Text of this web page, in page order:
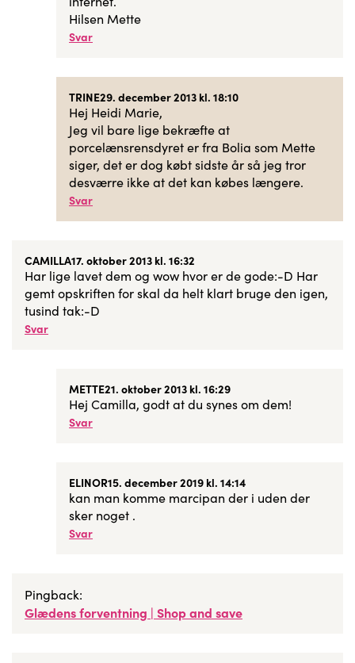
Hilsen Mette
Svar
TRINE29. december 2013 kl. 18:10
Hej Heidi Marie,
Jeg vil bare lige bekræfte at
porcelænsrensdyret er fra Bolia som Mette
siger, det er dog købt sidste år så jeg tror
desværre ikke at det kan købes længere.
Svar
CAMILLA17. oktober 2013 kl. 16:32
Har lige lavet dem og wow hvor er de gode:-D Har
gemt opskriften for skal da helt klart bruge den igen,
tusind tak:-D
Svar
METTE21. oktober 2013 kl. 16:29
Hej Camilla, godt at du synes om dem!
Svar
ELINOR15. december 2019 kl. 14:14
kan man komme marcipan der i uden der
sker noget .
Svar
Pingback:
Glædens forventning | Shop and save